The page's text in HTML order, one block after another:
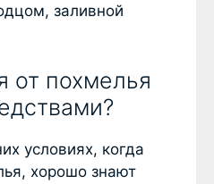
заливной
от похмелья
условиях, когда
хорошо знают